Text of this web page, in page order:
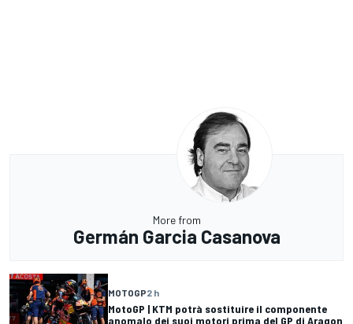
More from
Germán Garcia Casanova
MOTOGP2 h
MotoGP | KTM potrà sostituire il componente
anomalo dei suoi motori prima del GP di Aragon